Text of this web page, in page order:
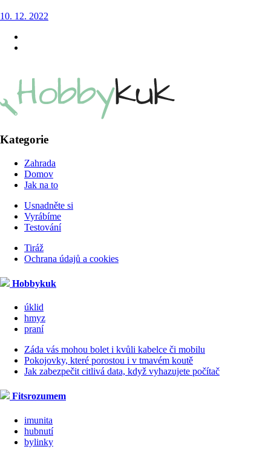
10. 12. 2022
Kategorie
Zahrada
Domov
Jak na to
Usnadněte si
Vyrábíme
Testování
Tiráž
Ochrana údajů a cookies
Hobbykuk
úklid
hmyz
praní
Záda vás mohou bolet i kvůli kabelce či mobilu
Pokojovky, které porostou i v tmavém koutě
Jak zabezpečit citlivá data, když vyhazujete počítač
Fitsrozumem
imunita
hubnutí
bylinky